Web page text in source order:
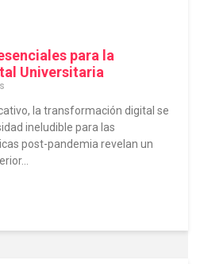
para la
Universitaria
la transformación digital se
ineludible para las
post-pandemia revelan un